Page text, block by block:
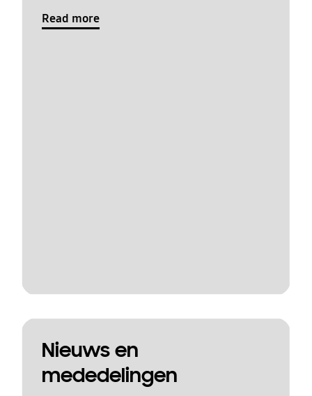
Read more
Nieuws en
mededelingen